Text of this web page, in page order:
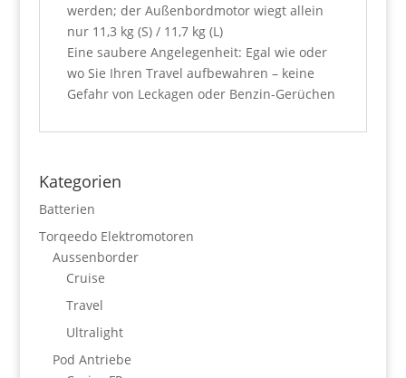
werden; der Außenbordmotor wiegt allein
nur 11,3 kg (S) / 11,7 kg (L)
Eine saubere Angelegenheit: Egal wie oder
wo Sie Ihren Travel aufbewahren – keine
Gefahr von Leckagen oder Benzin-Gerüchen
Kategorien
Batterien
Torqeedo Elektromotoren
Aussenborder
Cruise
Travel
Ultralight
Pod Antriebe